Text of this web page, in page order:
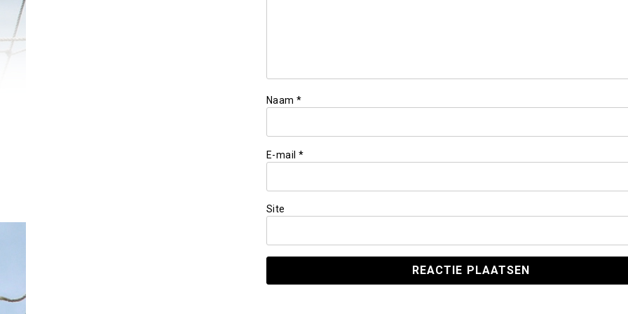
Naam *
E-mail *
Site